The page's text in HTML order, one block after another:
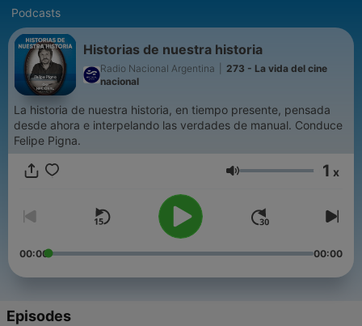
Podcasts
Historias de nuestra historia
Radio Nacional Argentina
273 - La vida del cine
nacional
La historia de nuestra historia, en tiempo presente, pensada
desde ahora e interpelando las verdades de manual. Conduce
Felipe Pigna.
Volume 1 x
00:00 00:00
Episodes